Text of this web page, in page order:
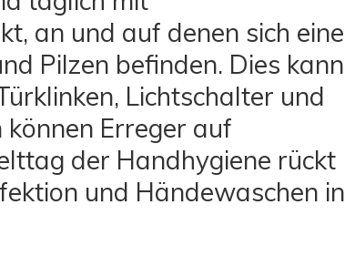
an und auf denen sich eine
Pilzen befinden. Dies kann
Lichtschalter und
Erreger auf
der Handhygiene rückt
und Händewaschen in